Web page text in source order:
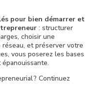
pour bien démarrer et
: structurer
choisir une
et préserver votre
vous poserez les bases
? Continuez